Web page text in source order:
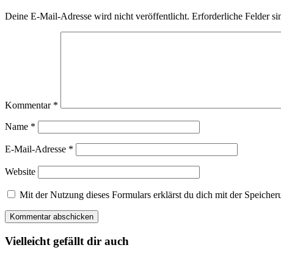
Deine E-Mail-Adresse wird nicht veröffentlicht. Erforderliche Felder
Kommentar *
Name *
E-Mail-Adresse *
Website
Mit der Nutzung dieses Formulars erklärst du dich mit der
Vielleicht gefällt dir auch